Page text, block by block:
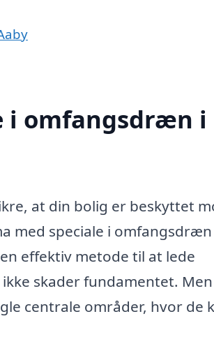
i omfangsdræn i
at din bolig er beskyttet
med speciale i omfangsdræn
effektiv metode til at lede
skader fundamentet.
centrale områder, hvor de